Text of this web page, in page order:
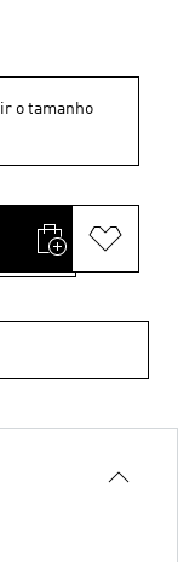
o tamanho